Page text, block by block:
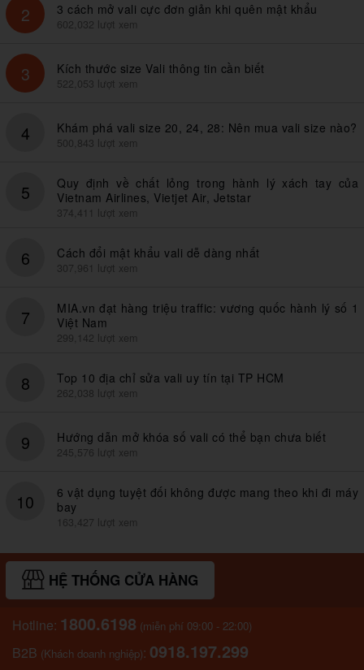
2 3 cách mở vali cực đơn giản khi quên mật khẩu
602,032 lượt xem
3 Kích thước size Vali thông tin cần biết
522,053 lượt xem
4 Khám phá vali size 20, 24, 28: Nên mua vali size nào?
500,843 lượt xem
5
Quy định về chất lỏng trong hành lý xách tay của
Vietnam Airlines, Vietjet Air, Jetstar
374,411 lượt xem
6 Cách đổi mật khẩu vali dễ dàng nhất
307,961 lượt xem
7
MIA.vn đạt hàng triệu traffic: vương quốc hành lý số 1
Việt Nam
299,142 lượt xem
8 Top 10 địa chỉ sửa vali uy tín tại TP HCM
262,038 lượt xem
9 Hướng dẫn mở khóa số vali có thể bạn chưa biết
245,576 lượt xem
10
6 vật dụng tuyệt đối không được mang theo khi đi máy
bay
163,427 lượt xem
HỆ THỐNG CỬA HÀNG
Hotline: 1800.6198 (miễn phí 09:00 - 22:00)
B2B (Khách doanh nghiệp): 0918.197.299